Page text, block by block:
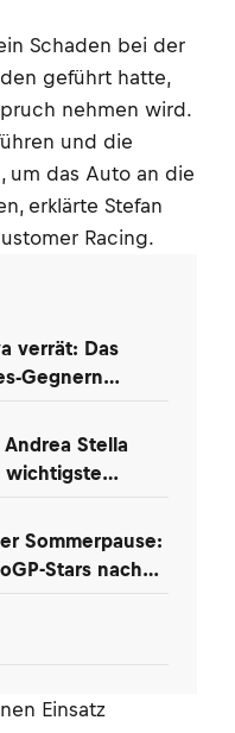
Schaden bei der
geführt hatte,
nehmen wird.
und die
um das Auto an die
erklärte Stefan
Racing.
verrät: Das
Gegnern
Andrea Stella
wichtigste
Sommerpause:
Stars nach
Einsatz